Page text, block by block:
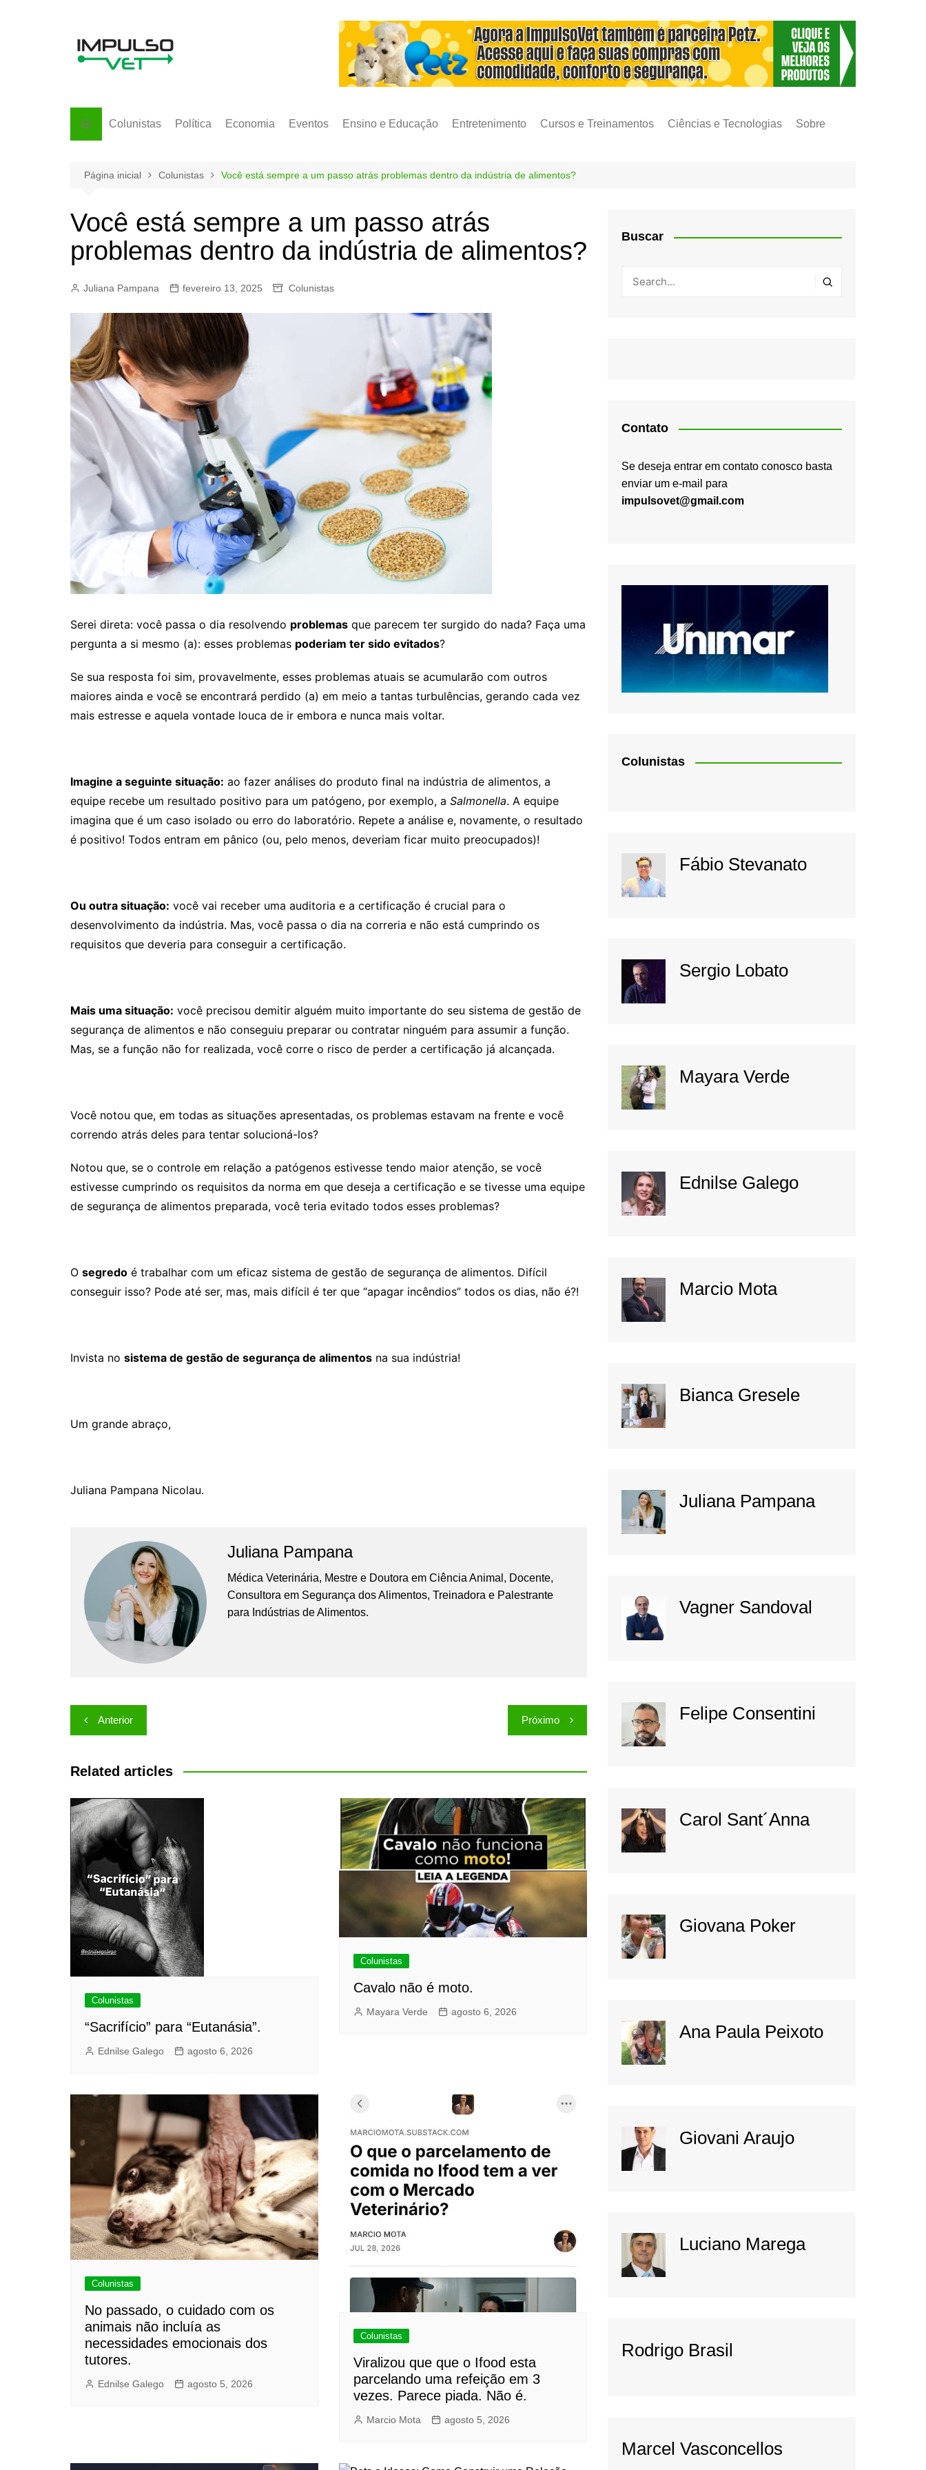
Colunistas Política Economia Eventos Ensino e Educação Entretenimento Cursos e Treinamentos Ciências e Tecnologias Sobre
Página inicial Colunistas Você está sempre a um passo atrás problemas dentro da indústria de alimentos?
Você está sempre a um passo atrás
problemas dentro da indústria de alimentos?
Juliana Pampana fevereiro 13, 2025 Colunistas
Serei direta: você passa o dia resolvendo problemas que parecem ter surgido do nada? Faça uma
pergunta a si mesmo (a): esses problemas poderiam ter sido evitados?
Se sua resposta foi sim, provavelmente, esses problemas atuais se acumularão com outros
maiores ainda e você se encontrará perdido (a) em meio a tantas turbulências, gerando cada vez
mais estresse e aquela vontade louca de ir embora e nunca mais voltar.
Imagine a seguinte situação: ao fazer análises do produto final na indústria de alimentos, a
equipe recebe um resultado positivo para um patógeno, por exemplo, a Salmonella. A equipe
imagina que é um caso isolado ou erro do laboratório. Repete a análise e, novamente, o resultado
é positivo! Todos entram em pânico (ou, pelo menos, deveriam ficar muito preocupados)!
Ou outra situação: você vai receber uma auditoria e a certificação é crucial para o
desenvolvimento da indústria. Mas, você passa o dia na correria e não está cumprindo os
requisitos que deveria para conseguir a certificação.
Mais uma situação: você precisou demitir alguém muito importante do seu sistema de gestão de
segurança de alimentos e não conseguiu preparar ou contratar ninguém para assumir a função.
Mas, se a função não for realizada, você corre o risco de perder a certificação já alcançada.
Você notou que, em todas as situações apresentadas, os problemas estavam na frente e você
correndo atrás deles para tentar solucioná-los?
Notou que, se o controle em relação a patógenos estivesse tendo maior atenção, se você
estivesse cumprindo os requisitos da norma em que deseja a certificação e se tivesse uma equipe
de segurança de alimentos preparada, você teria evitado todos esses problemas?
O segredo é trabalhar com um eficaz sistema de gestão de segurança de alimentos. Difícil
conseguir isso? Pode até ser, mas, mais difícil é ter que “apagar incêndios” todos os dias, não é?!
Invista no sistema de gestão de segurança de alimentos na sua indústria!
Um grande abraço,
Juliana Pampana Nicolau.
Juliana Pampana
Médica Veterinária, Mestre e Doutora em Ciência Animal, Docente,
Consultora em Segurança dos Alimentos, Treinadora e Palestrante
para Indústrias de Alimentos.
Navegação
de
Post
Anterior Próximo
Related articles
Colunistas
“Sacrifício” para “Eutanásia”.
Ednilse Galego agosto 6, 2026
Colunistas
Cavalo não é moto.
Mayara Verde agosto 6, 2026
Colunistas
No passado, o cuidado com os
animais não incluía as
necessidades emocionais dos
tutores.
Ednilse Galego agosto 5, 2026
Colunistas
Viralizou que que o Ifood esta
parcelando uma refeição em 3
vezes. Parece piada. Não é.
Marcio Mota agosto 5, 2026
Buscar
Contato
Se deseja entrar em contato conosco basta
enviar um e-mail para
impulsovet@gmail.com
Colunistas
Fábio Stevanato
Sergio Lobato
Mayara Verde
Ednilse Galego
Marcio Mota
Bianca Gresele
Juliana Pampana
Vagner Sandoval
Felipe Consentini
Carol Sant´Anna
Giovana Poker
Ana Paula Peixoto
Giovani Araujo
Luciano Marega
Rodrigo Brasil
Marcel Vasconcellos